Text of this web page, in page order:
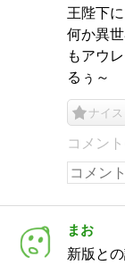
王陛下
何か異
もアウ
るぅ～
ナイス
コメン
まお
新版と